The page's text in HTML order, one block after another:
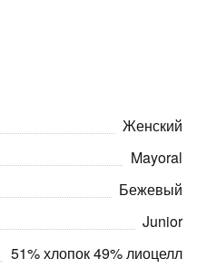
Женский
Mayoral
Бежевый
Junior
51% хлопок 49% лиоцелл
25
раз в 2